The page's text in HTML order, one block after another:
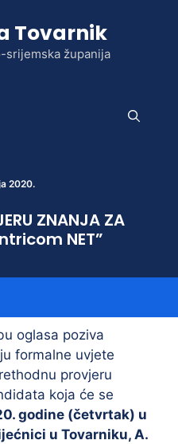
Tovarnik
srijemska županija
2020.
ZNANJA ZA
NET”
oglasa poziva
formalne uvjete
provjeru
koja će se
godine (četvrtak) u
u Tovarniku, A.